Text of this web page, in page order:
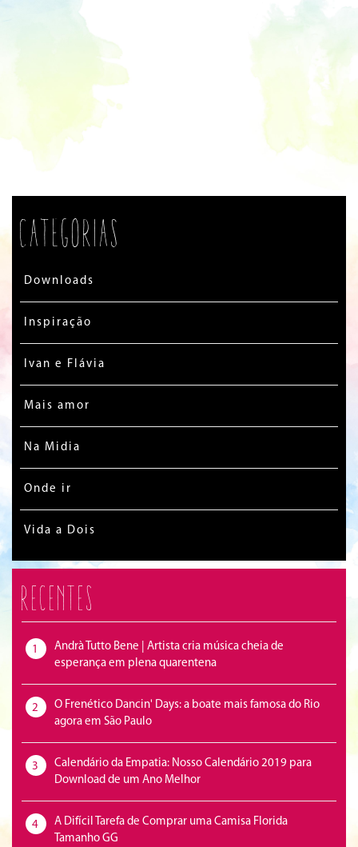
Categorias
Downloads
Inspiração
Ivan e Flávia
Mais amor
Na Midia
Onde ir
Vida a Dois
Recentes
1
Andrà Tutto Bene | Artista cria música cheia de
esperança em plena quarentena
2
O Frenético Dancin' Days: a boate mais famosa do Rio
agora em São Paulo
3
Calendário da Empatia: Nosso Calendário 2019 para
Download de um Ano Melhor
4
A Difícil Tarefa de Comprar uma Camisa Florida
Tamanho GG